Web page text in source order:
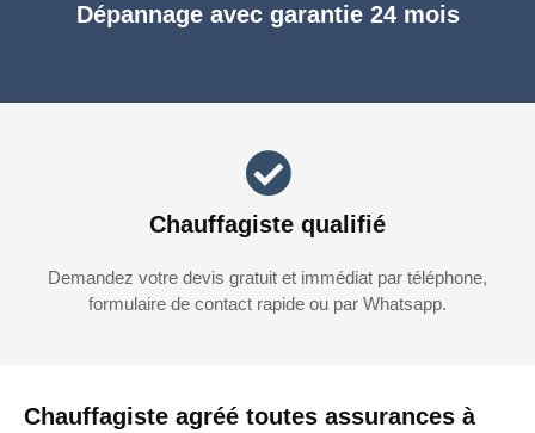
Chauffagiste agréé toutes assurances à
Dépannage avec garantie 24 mois
Chauffagiste qualifié
Demandez votre devis gratuit et immédiat par téléphone,
formulaire de contact rapide ou par Whatsapp.